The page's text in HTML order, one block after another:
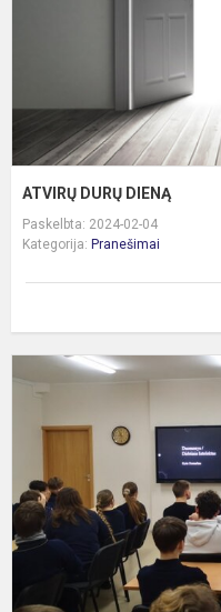
ATVIRŲ DURŲ DIENĄ
Paskelbta: 2024-02-04
Kategorija: Pranešimai